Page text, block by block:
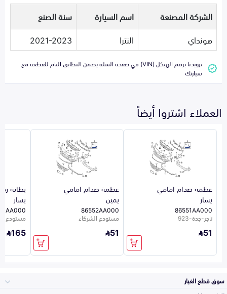
الشركة المصنعة اسم السيارة
سنة الصنع
هونداي
النترا 2021-2023
تزويدنا برقم الهيكل (VIN) في صفحة السلة يضمن التطابق التام للقطعة مع
سيارتك
العملاء اشتروا أيضاً
عظمة صدام امامي
يسار
86551AA000
تاجر-جدة-923
51
عظمة صدام امامي
يمين
86552AA000
مستودع الشركاء
51
بطانة
يسار
مستودع
165
سوق قطع الغيار